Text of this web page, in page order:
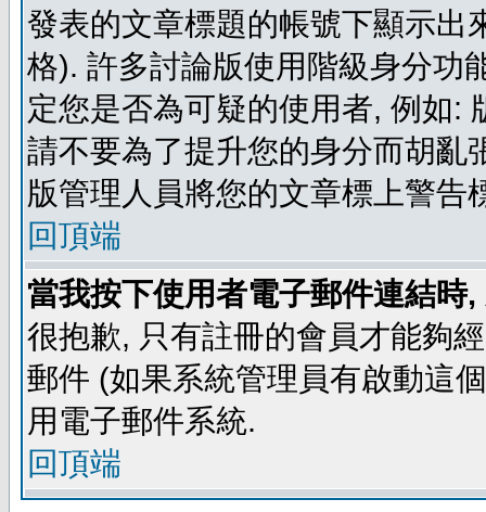
發表的文章標題的帳號下顯示出
格). 許多討論版使用階級身分功
定您是否為可疑的使用者, 例如:
請不要為了提升您的身分而胡亂
版管理人員將您的文章標上警告
回頂端
當我按下使用者電子郵件連結時
很抱歉, 只有註冊的會員才能夠
郵件 (如果系統管理員有啟動這
用電子郵件系統.
回頂端